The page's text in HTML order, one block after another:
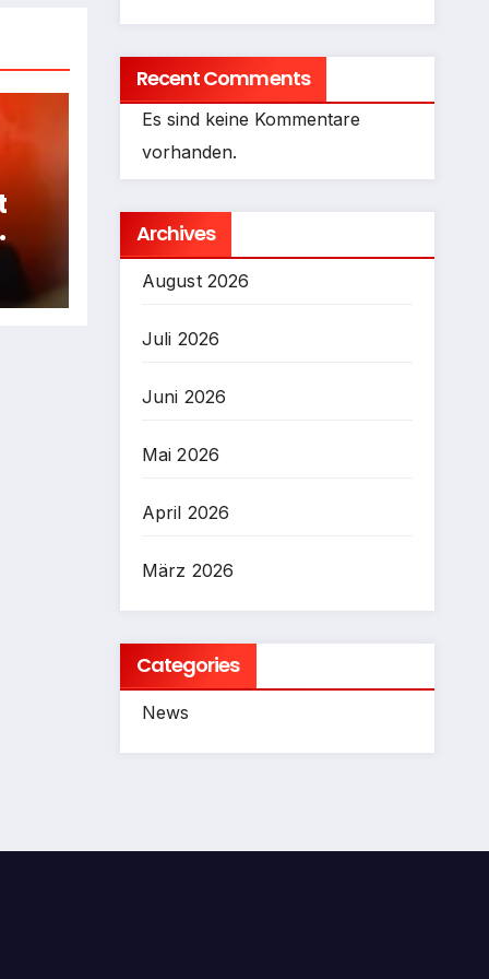
Recent Comments
Es sind keine Kommentare
vorhanden.
Archives
August 2026
Juli 2026
Juni 2026
Mai 2026
April 2026
März 2026
Categories
News